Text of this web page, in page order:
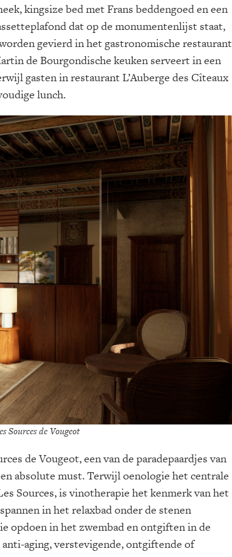
kingsize bed met Frans beddengoed en een
dat op de monumentenlijst staat,
gevierd in het gastronomische restaurant
de Bourgondische keuken serveert in een
gasten in restaurant L’Auberge des Cîteaux
lunch.
Sources de Vougeot
de Vougeot, een van de paradepaardjes van
absolute must. Terwijl oenologie het centrale
Sources, is vinotherapie het kenmerk van het
in het relaxbad onder de stenen
opdoen in het zwembad en ontgiften in de
aging, verstevigende, ontgiftende of